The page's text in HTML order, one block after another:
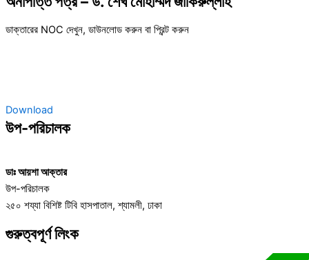
ডাক্তারের NOC দেখুন, ডাউনলোড করুন বা প্রিন্ট করুন
Download
উপ-পরিচালক
ডাঃ আয়শা আক্তার
উপ-পরিচালক
২৫০ শয্যা বিশিষ্ট টিবি হাসপাতাল, শ্যামলী, ঢাকা
গুরুত্বপূর্ণ লিংক